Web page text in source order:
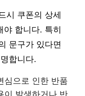
시 쿠폰의 상세
합니다. 특히
문구가 있다면
합니다.
심으로 인한 반품